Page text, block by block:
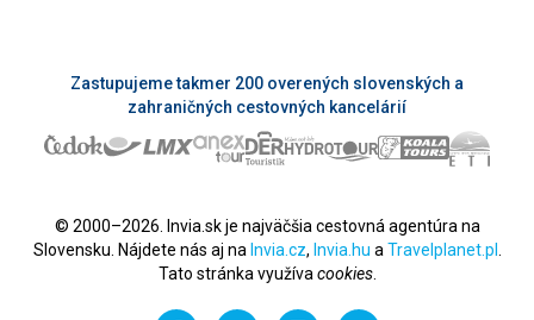
Zastupujeme takmer 200 overených slovenských a
zahraničných cestovných kancelárií
© 2000–2026. Invia.sk je najväčšia cestovná agentúra na
Slovensku. Nájdete nás aj na Invia.cz, Invia.hu a Travelplanet.pl
Tato stránka využíva cookies.